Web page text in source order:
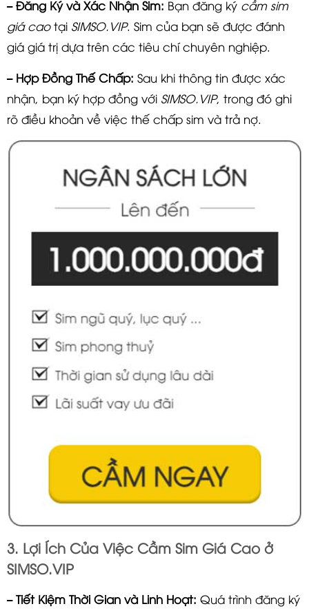
– Đăng Ký và Xác Nhận Sim: Bạn đăng ký cầm sim
giá caotại SIMSO.VIP. Sim của bạn sẽ được đánh
giá giá trị dựa trên các tiêu chí chuyên nghiệp.
– Hợp Đồng Thế Chấp: Sau khi thông tin được xác
nhận, bạn ký hợp đồng với SIMSO.VIP, trong đó ghi
rõ điều khoản về việc thế chấp sim và trả nợ.
3. Lợi Ích Của Việc Cầm Sim Giá Cao ở
SIMSO.VIP
– Tiết Kiệm Thời Gian và Linh Hoạt: Quá trình đăng ký